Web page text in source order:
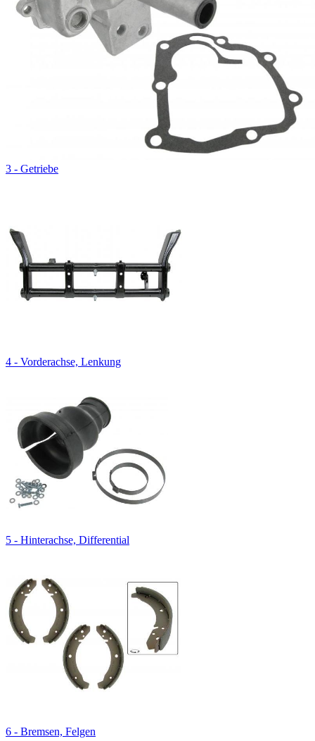
3 - Getriebe
4 - Vorderachse, Lenkung
5 - Hinterachse, Differential
6 - Bremsen, Felgen